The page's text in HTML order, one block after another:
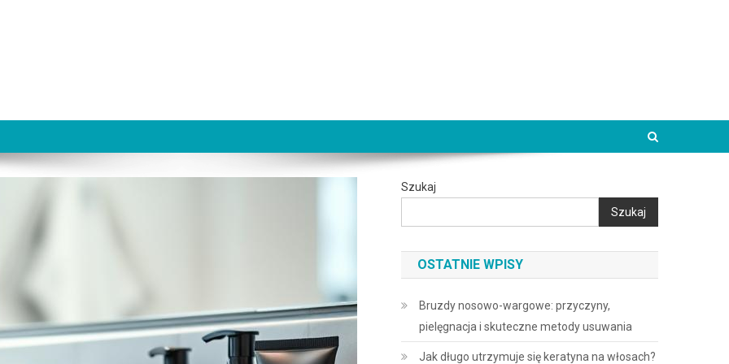
Szukaj
Szukaj
OSTATNIE WPISY
Bruzdy nosowo-wargowe: przyczyny,
pielęgnacja i skuteczne metody usuwania
Jak długo utrzymuje się keratyna na włosach?